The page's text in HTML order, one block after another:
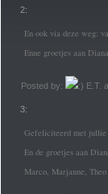
2:
En ook via deze weg:
Enne groetjes aan
Posted by: E.T.
3:
Gefeliciteerd met jullie
En de groetjes aan
Marco, Marjanne,